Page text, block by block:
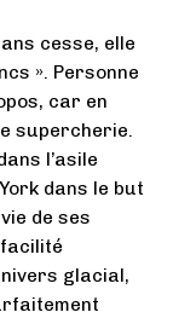
cesse, elle
». Personne
car en
supercherie.
l’asile
dans le but
de ses
glacial,